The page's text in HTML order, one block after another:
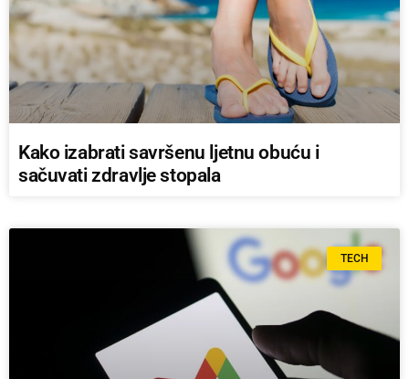
Kako izabrati savršenu ljetnu obuću i
sačuvati zdravlje stopala
TECH